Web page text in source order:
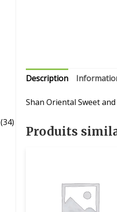
(34)
Description
Shan Oriental Sweet
Produits